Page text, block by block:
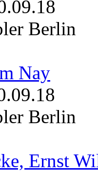
Berlin
Nay
Berlin
Ernst